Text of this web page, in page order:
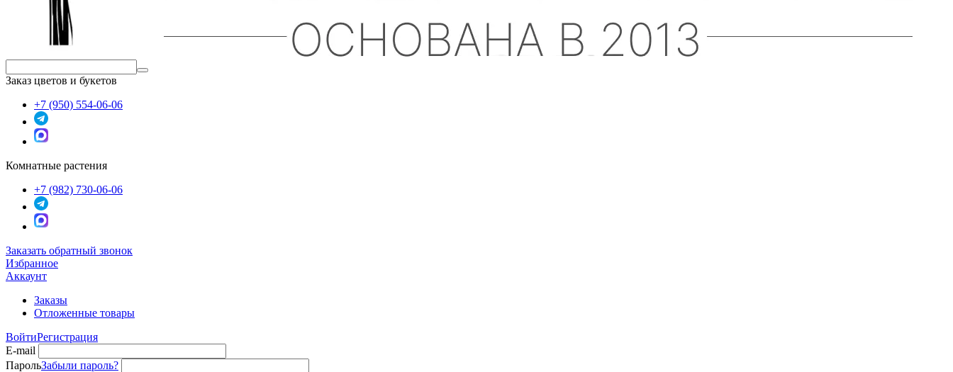
Заказ цветов и букетов
+7 (950) 554-06-06
Комнатные растения
+7 (982) 730-06-06
Заказать обратный звонок
Избранное
Аккаунт
Заказы
Отложенные товары
ВойтиРегистрация
E-mail
ПарольЗабыли пароль?